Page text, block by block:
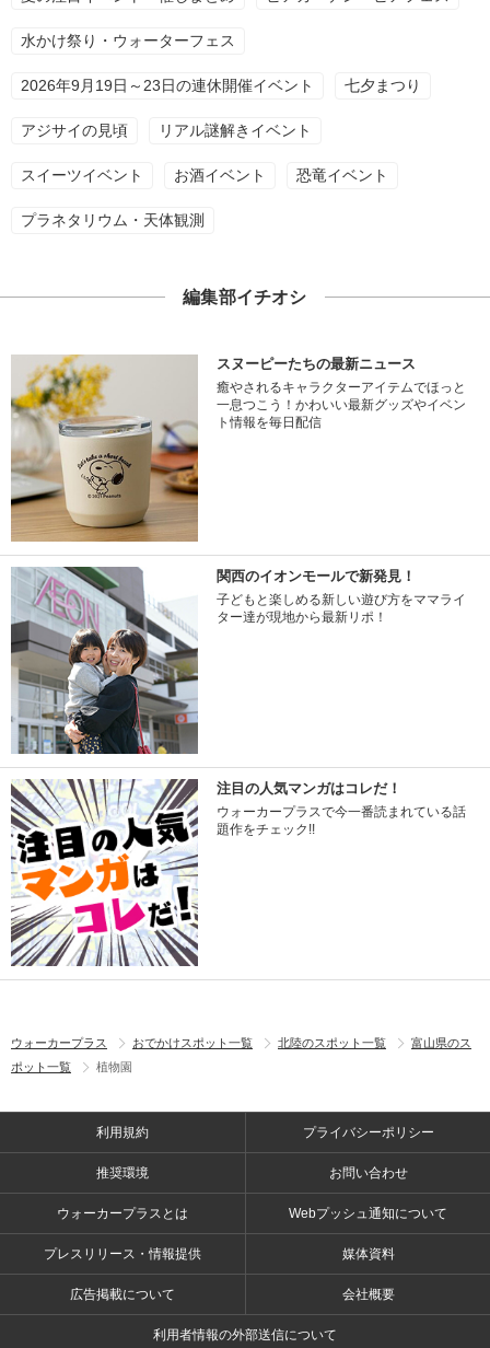
水かけ祭り・ウォーターフェス
2026年9月19日～23日の連休開催イベント 七夕まつり
アジサイの見頃 リアル謎解きイベント
スイーツイベント お酒イベント 恐竜イベント
プラネタリウム・天体観測
編集部イチオシ
スヌーピーたちの最新ニュース
癒やされるキャラクターアイテムでほっと
一息つこう！かわいい最新グッズやイベン
ト情報を毎日配信
関西のイオンモールで新発見！
子どもと楽しめる新しい遊び方をママライ
ター達が現地から最新リポ！
注目の人気マンガはコレだ！
ウォーカープラスで今一番読まれている話
題作をチェック!!
ウォーカープラス おでかけスポット一覧 北陸のスポット一覧
富山県のス
ポット一覧
植物園
利用規約 プライバシーポリシー
推奨環境 お問い合わせ
ウォーカープラスとは Webプッシュ通知について
プレスリリース・情報提供 媒体資料
広告掲載について 会社概要
利用者情報の外部送信について